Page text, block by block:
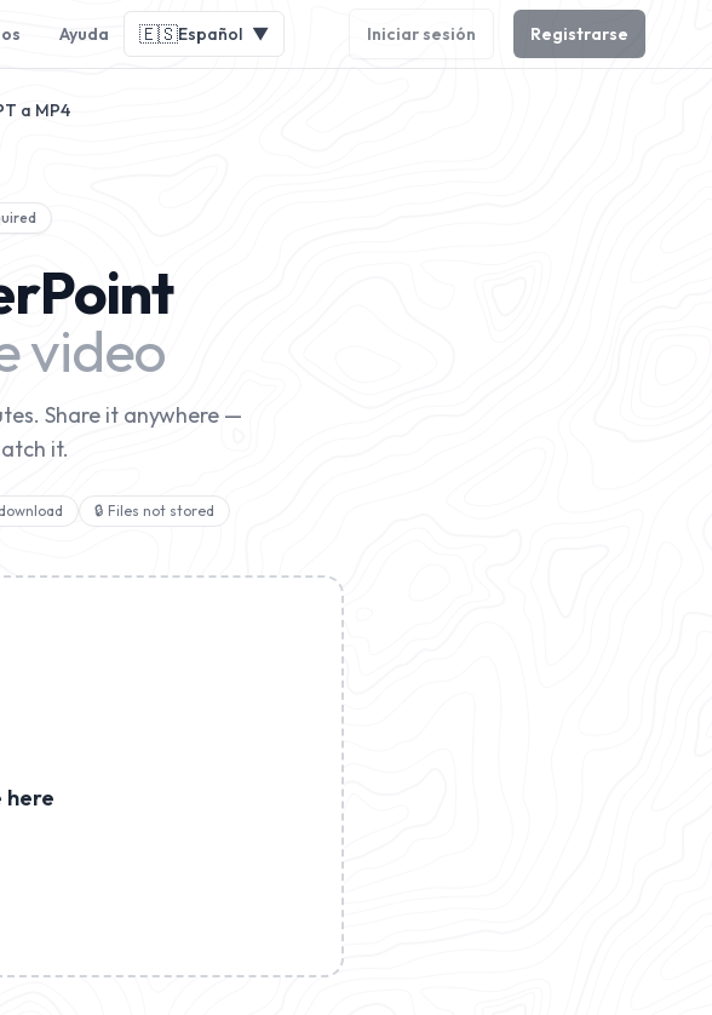
Ayuda 🇪🇸Español ▼ Iniciar sesión Registrarse
a MP4
video
Share it anywhere —
it.
🔒 Files not stored
here